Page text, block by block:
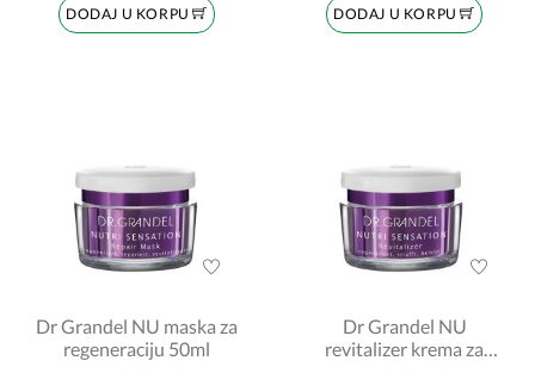
DODAJ U KORPU DODAJ U KORPU
Dr Grandel NU maska za
regeneraciju 50ml
Dr Grandel NU
revitalizer krema za